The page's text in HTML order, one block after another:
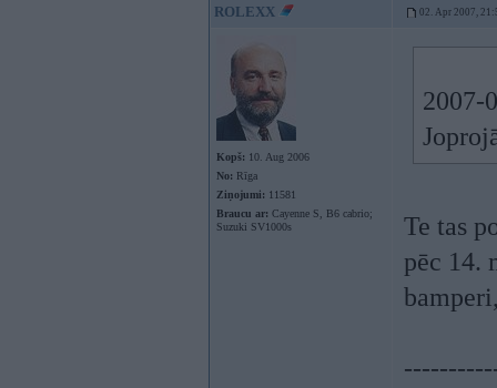
ROLEXX 02. Apr 2007,
Kopš: 10. Aug 2006
No: Rīga
Ziņojumi: 11581
Braucu ar: Cayenne S, B6 cabrio;
Suzuki SV1000s
2007-
Te tas
pēc 14.